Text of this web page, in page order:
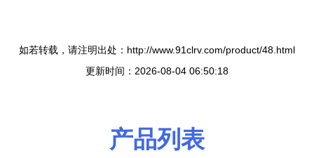
如若转载，请注明出处：http://www.91clrv.com/product/48.html
更新时间：2026-08-04 06:50:18
产品列表